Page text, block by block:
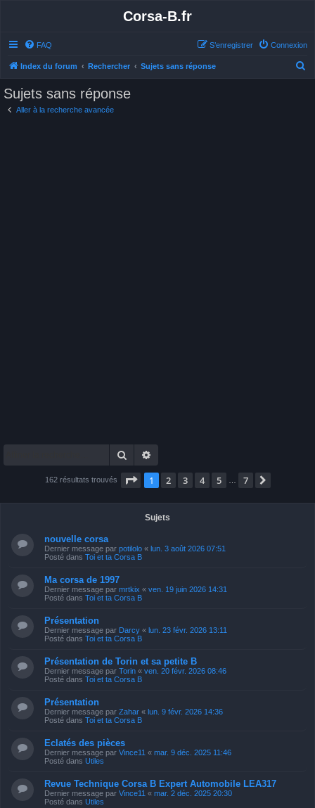
Corsa-B.fr
FAQ Connexion
S’enregistrer
Index du forum Rechercher Sujets sans réponse
Sujets sans réponse
Aller à la recherche avancée
Rechercher
162 résultats trouvés Page 1sur7
1 2 3 4 5 7
Sujets
nouvelle corsa
Dernier message par potilolo « lun. 3 août 2026 07:51
Posté dans Toi et ta Corsa B
Ma corsa de 1997
Dernier message par mrtkix « ven. 19 juin 2026 14:31
Posté dans Toi et ta Corsa B
Présentation
Dernier message par Darcy « lun. 23 févr. 2026 13:11
Posté dans Toi et ta Corsa B
Présentation de Torin et sa petite B
Dernier message par Torin « ven. 20 févr. 2026 08:46
Posté dans Toi et ta Corsa B
Présentation
Dernier message par Zahar « lun. 9 févr. 2026 14:36
Posté dans Toi et ta Corsa B
Eclatés des pièces
Dernier message par Vince11 « mar. 9 déc. 2025 11:46
Posté dans Utiles
Revue Technique Corsa B Expert Automobile LEA317
Dernier message par Vince11 « mar. 2 déc. 2025 20:30
Posté dans Utiles